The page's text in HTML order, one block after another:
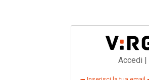
Accedi |